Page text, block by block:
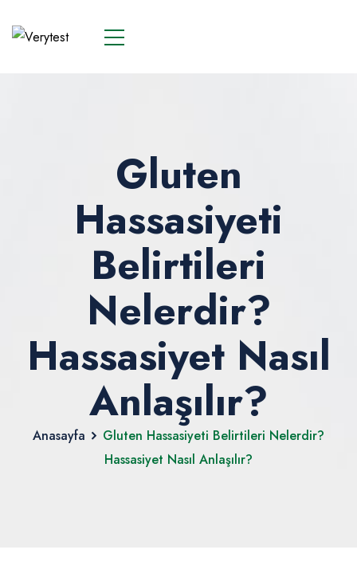
Gluten
Hassasiyeti
Belirtileri
Nelerdir?
Hassasiyet Nasıl
Anlaşılır?
Anasayfa
Gluten Hassasiyeti Belirtileri Nelerdir?
Hassasiyet Nasıl Anlaşılır?